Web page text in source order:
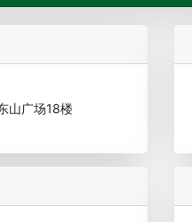
美澳最具价值品牌移民机构
山广场18楼